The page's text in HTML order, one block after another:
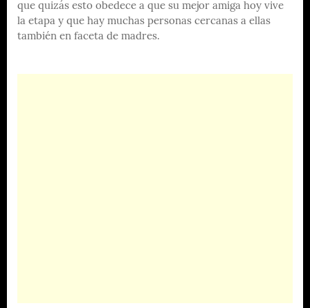
que quizás esto obedece a que su mejor amiga hoy vive
la etapa y que hay muchas personas cercanas a ellas
también en faceta de madres.